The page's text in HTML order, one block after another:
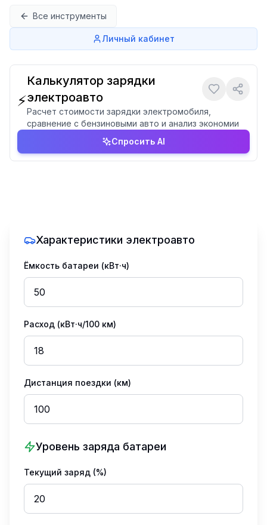
Все инструменты
Личный кабинет
⚡
Калькулятор зарядки
электроавто
Расчет стоимости зарядки электромобиля,
сравнение с бензиновыми авто и анализ экономии
Спросить AI
Характеристики электроавто
Ёмкость батареи (кВт·ч)
Расход (кВт·ч/100 км)
Дистанция поездки (км)
Уровень заряда батареи
Текущий заряд (%)